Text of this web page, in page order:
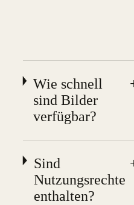
Wie schnell
sind Bilder
verfügbar?
Sind
Nutzungsrechte
enthalten?